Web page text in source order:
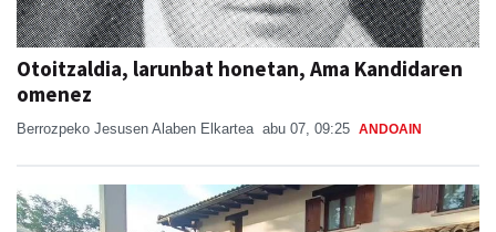
Otoitzaldia, larunbat honetan, Ama Kandidaren
omenez
Berrozpeko Jesusen Alaben Elkartea abu 07, 09:25 ANDOAIN